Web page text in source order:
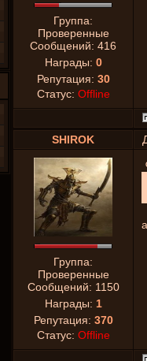
Группа:
Проверенные
Сообщений: 416
Награды: 0
Репутация: 30
Статус: Offline
SHIROK
Группа:
Проверенные
Сообщений: 1150
Награды: 1
Репутация: 370
Статус: Offline